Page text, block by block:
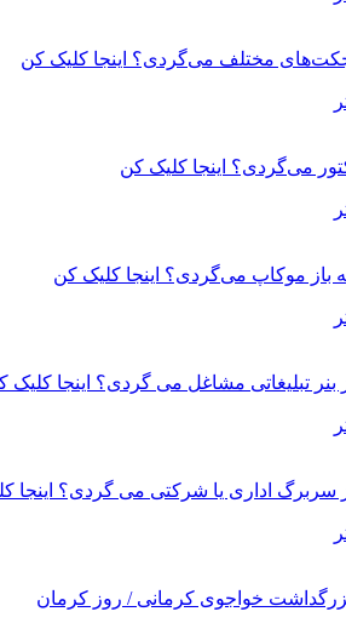
مختلف می‌گردی؟ اینجا کلیک کن
می‌گردی؟ اینجا کلیک کن
باز موکاپ می‌گردی؟ اینجا کلیک کن
بنر تبلیغاتی مشاغل می گردی؟ اینجا کلیک
سربرگ اداری یا شرکتی می گردی؟ اینجا
خواجوی کرمانی / روز کرمان